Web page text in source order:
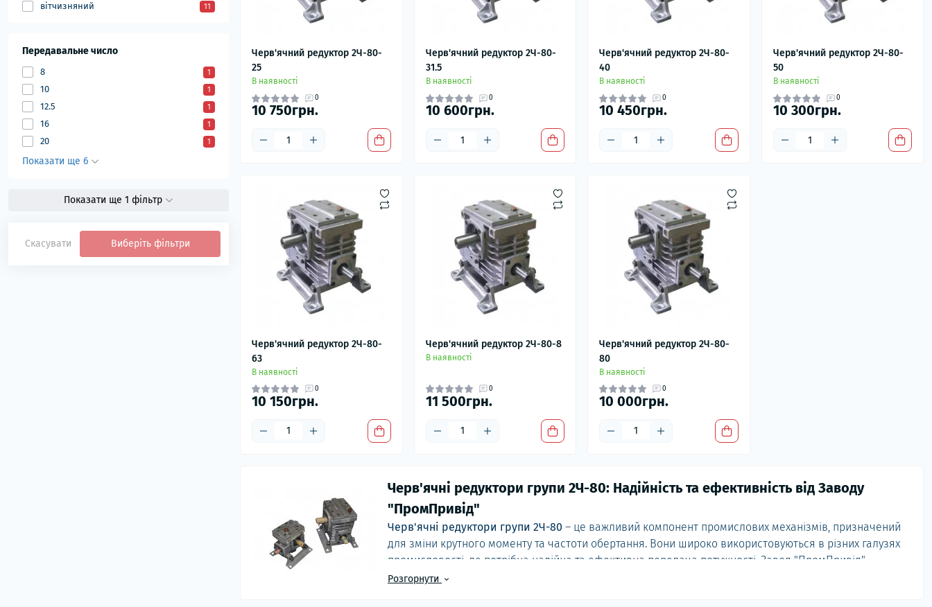
вітчизняний 11
Передавальне число
8 1
10 1
12.5 1
16 1
20 1
Показати ще 6
Показати ще 1 фільтр
Скасувати Виберіть фільтри
Черв'ячний редуктор 2Ч-80-
25
В наявності
0
10 750грн.
Черв'ячний редуктор 2Ч-80-
31.5
В наявності
0
10 600грн.
Черв'ячний редуктор 2Ч-80-
40
В наявності
0
10 450грн.
Черв'ячний редуктор 2Ч-80-
50
В наявності
0
10 300грн.
Черв'ячний редуктор 2Ч-80-
63
В наявності
0
10 150грн.
Черв'ячний редуктор 2Ч-80-8
В наявності
0
11 500грн.
Черв'ячний редуктор 2Ч-80-
80
В наявності
0
10 000грн.
Черв'ячні редуктори групи 2Ч-80: Надійність та ефективність від Заводу
"ПромПривід"
Черв'ячні редуктори групи 2Ч-80 – це важливий компонент промислових механізмів, призначений
для зміни крутного моменту та частоти обертання. Вони широко використовуються в різних галузях
промисловості, де потрібна надійна та ефективна передача потужності. Завод "ПромПривід"
пропонує широкий асортимент
Розгорнути